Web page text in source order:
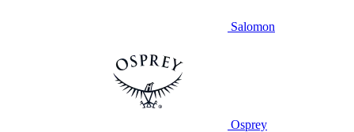
Salomon
Osprey